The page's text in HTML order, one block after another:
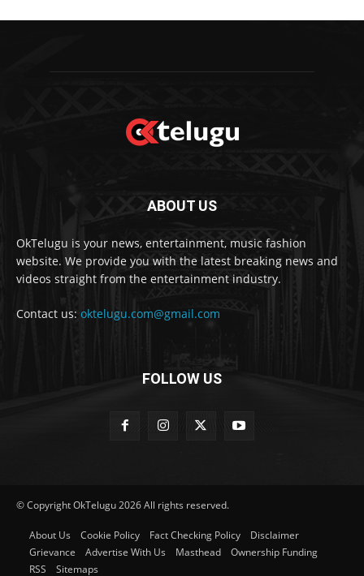
ABOUT US
OkTelugu is your news, entertainment, music fashion
website. We provide you with the latest breaking news and
videos straight from the entertainment industry.
Contact us: oktelugu.com@gmail.com
FOLLOW US
© Copyright OkTelugu 2026 All rights reserved.
About Us Cookie Policy Fact Checking Policy
Disclaimer
Grievance
Advertise With Us Masthead
Ownership Funding
RSS
Sitemaps